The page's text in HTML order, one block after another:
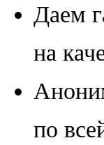
Даем
на
по